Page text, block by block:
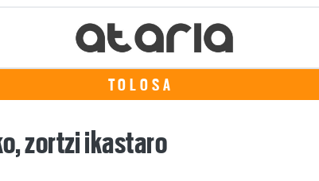
TOLOSA
zortzi ikastaro